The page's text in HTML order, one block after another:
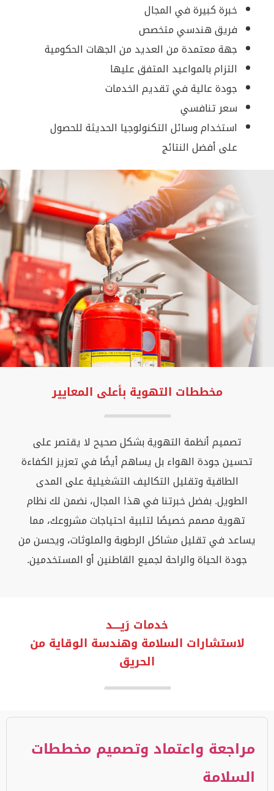
خبرة كبيرة في المجال
فريق هندسي متخصص
جهة معتمدة من العديد من الجهات الحكومية
التزام بالمواعيد المتفق عليها
جودة عالية في تقديم الخدمات
سعر تنافسي
استخدام وسائل التكنولوجيا الحديثة للحصول
على أفضل النتائج
مخططات التهوية بأعلى المعايير
تصميم أنظمة التهوية بشكل صحيح لا يقتصر على
تحسين جودة الهواء بل يساهم أيضًا في تعزيز الكفاءة
الطاقية وتقليل التكاليف التشغيلية على المدى
الطويل. بفضل خبرتنا في هذا المجال، نضمن لك نظام
تهوية مصمم خصيصًا لتلبية احتياجات مشروعك، مما
يساعد في تقليل مشاكل الرطوبة والملوثات، ويحسن من
جودة الحياة والراحة لجميع القاطنين أو المستخدمين.
خدمات رَيــــد
لاستشارات السلامة وهندسة الوقاية من
الحريق
مراجعة واعتماد وتصميم مخططات
السلامة